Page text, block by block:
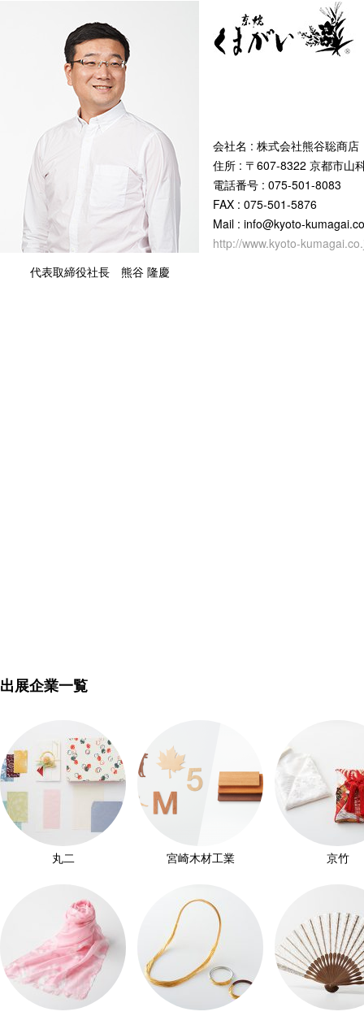
代表取締役社長 熊谷 隆慶
会社名 : 株式会社熊谷聡商店
住所 : 〒607-8322 京都市山
電話番号 : 075-501-8083
FAX : 075-501-5876
Mail : info@kyoto-
http://www.kyoto-
出展企業一覧
丸二 宮崎木材工業 京竹